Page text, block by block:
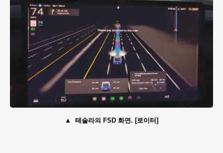
테슬라의 FSD 화면. [로이터]